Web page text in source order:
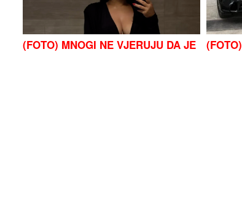
(FOTO) MNOGI NE VJERUJU DA JE
(FOTO)